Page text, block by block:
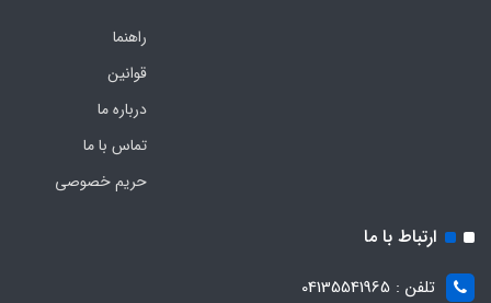
راهنما
قوانین
درباره ما
تماس با ما
حریم خصوصی
ارتباط با ما
تلفن : 04135541965